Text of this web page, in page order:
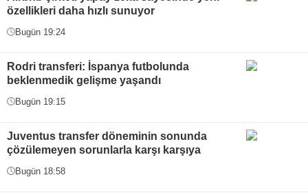
özellikleri daha hızlı sunuyor
Bugün 19:24
Rodri transferi: İspanya futbolunda
beklenmedik gelişme yaşandı
Bugün 19:15
Juventus transfer döneminin sonunda
çözülemeyen sorunlarla karşı karşıya
Bugün 18:58